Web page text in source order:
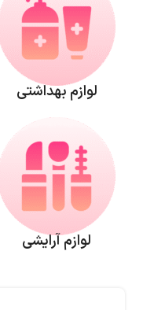
لوازم بهداشتی
لوازم آرایشی